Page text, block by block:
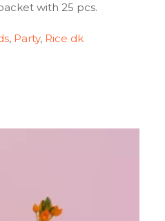
with 25 pcs.
, Party, Rice dk